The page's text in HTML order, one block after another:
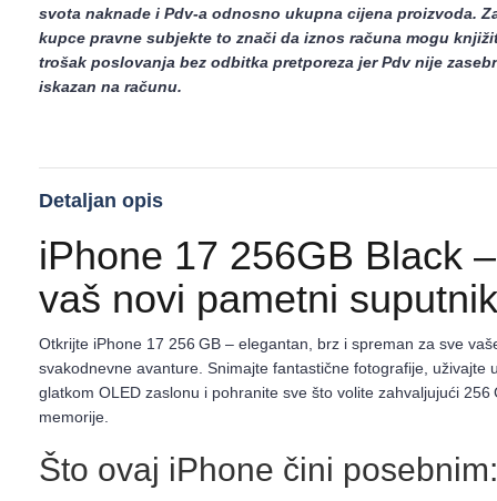
svota naknade i Pdv-a odnosno ukupna cijena proizvoda.
kupce pravne subjekte to znači da iznos računa mogu
trošak poslovanja bez odbitka pretporeza jer Pdv nije
iskazan na računu.
Detaljan opis
iPhone 17 256GB Black –
vaš novi pametni suputnik
Otkrijte iPhone 17 256 GB – elegantan, brz i spreman za sve
svakodnevne avanture. Snimajte fantastične fotografije, uživajte
glatkom OLED zaslonu i pohranite sve što volite zahvaljujući 256
memorije.
Što ovaj iPhone čini posebnim: